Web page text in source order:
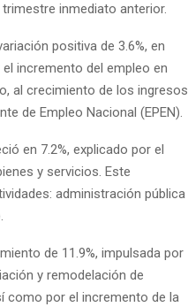
inmediato anterior.
positiva de 3.6%, en
incremento del empleo en
al crecimiento de los ingresos
de Empleo Nacional (EPEN).
en 7.2%, explicado por el
y servicios. Este
administración pública
de 11.9%, impulsada por
y remodelación de
como por el incremento de la